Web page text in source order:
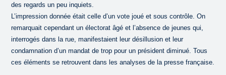
des regards un peu inquiets.
L’impression donnée était celle d’un vote joué et sous contrôle. On
remarquait cependant un électorat âgé et l’absence de jeunes qui,
interrogés dans la rue, manifestaient leur désillusion et leur
condamnation d’un mandat de trop pour un président diminué. Tous
ces éléments se retrouvent dans les analyses de la presse française.